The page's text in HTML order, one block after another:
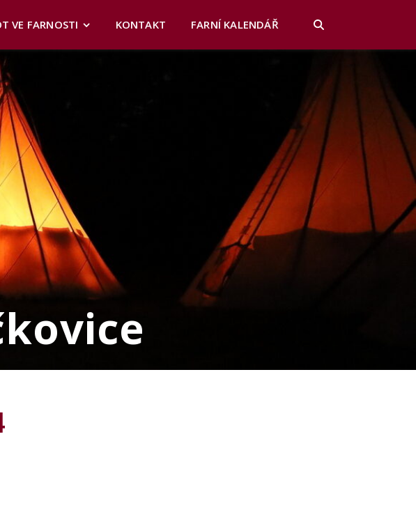
VE FARNOSTI KONTAKT FARNÍ KALENDÁŘ